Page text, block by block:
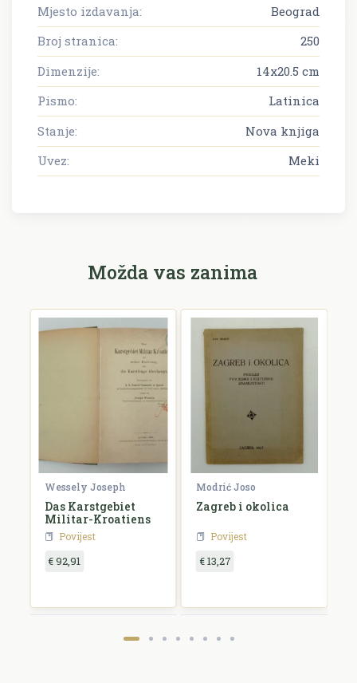
Mjesto izdavanja:
Beograd
Broj stranica:
250
Dimenzije:
14x20.5 cm
Pismo:
Latinica
Stanje:
Nova knjiga
Uvez:
Meki
Možda vas zanima
Wessely Joseph
Das Karstgebiet
Militar-Kroatiens
Povijest
€ 92,91
Modrić Joso
Zagreb i okolica
Povijest
€ 13,27